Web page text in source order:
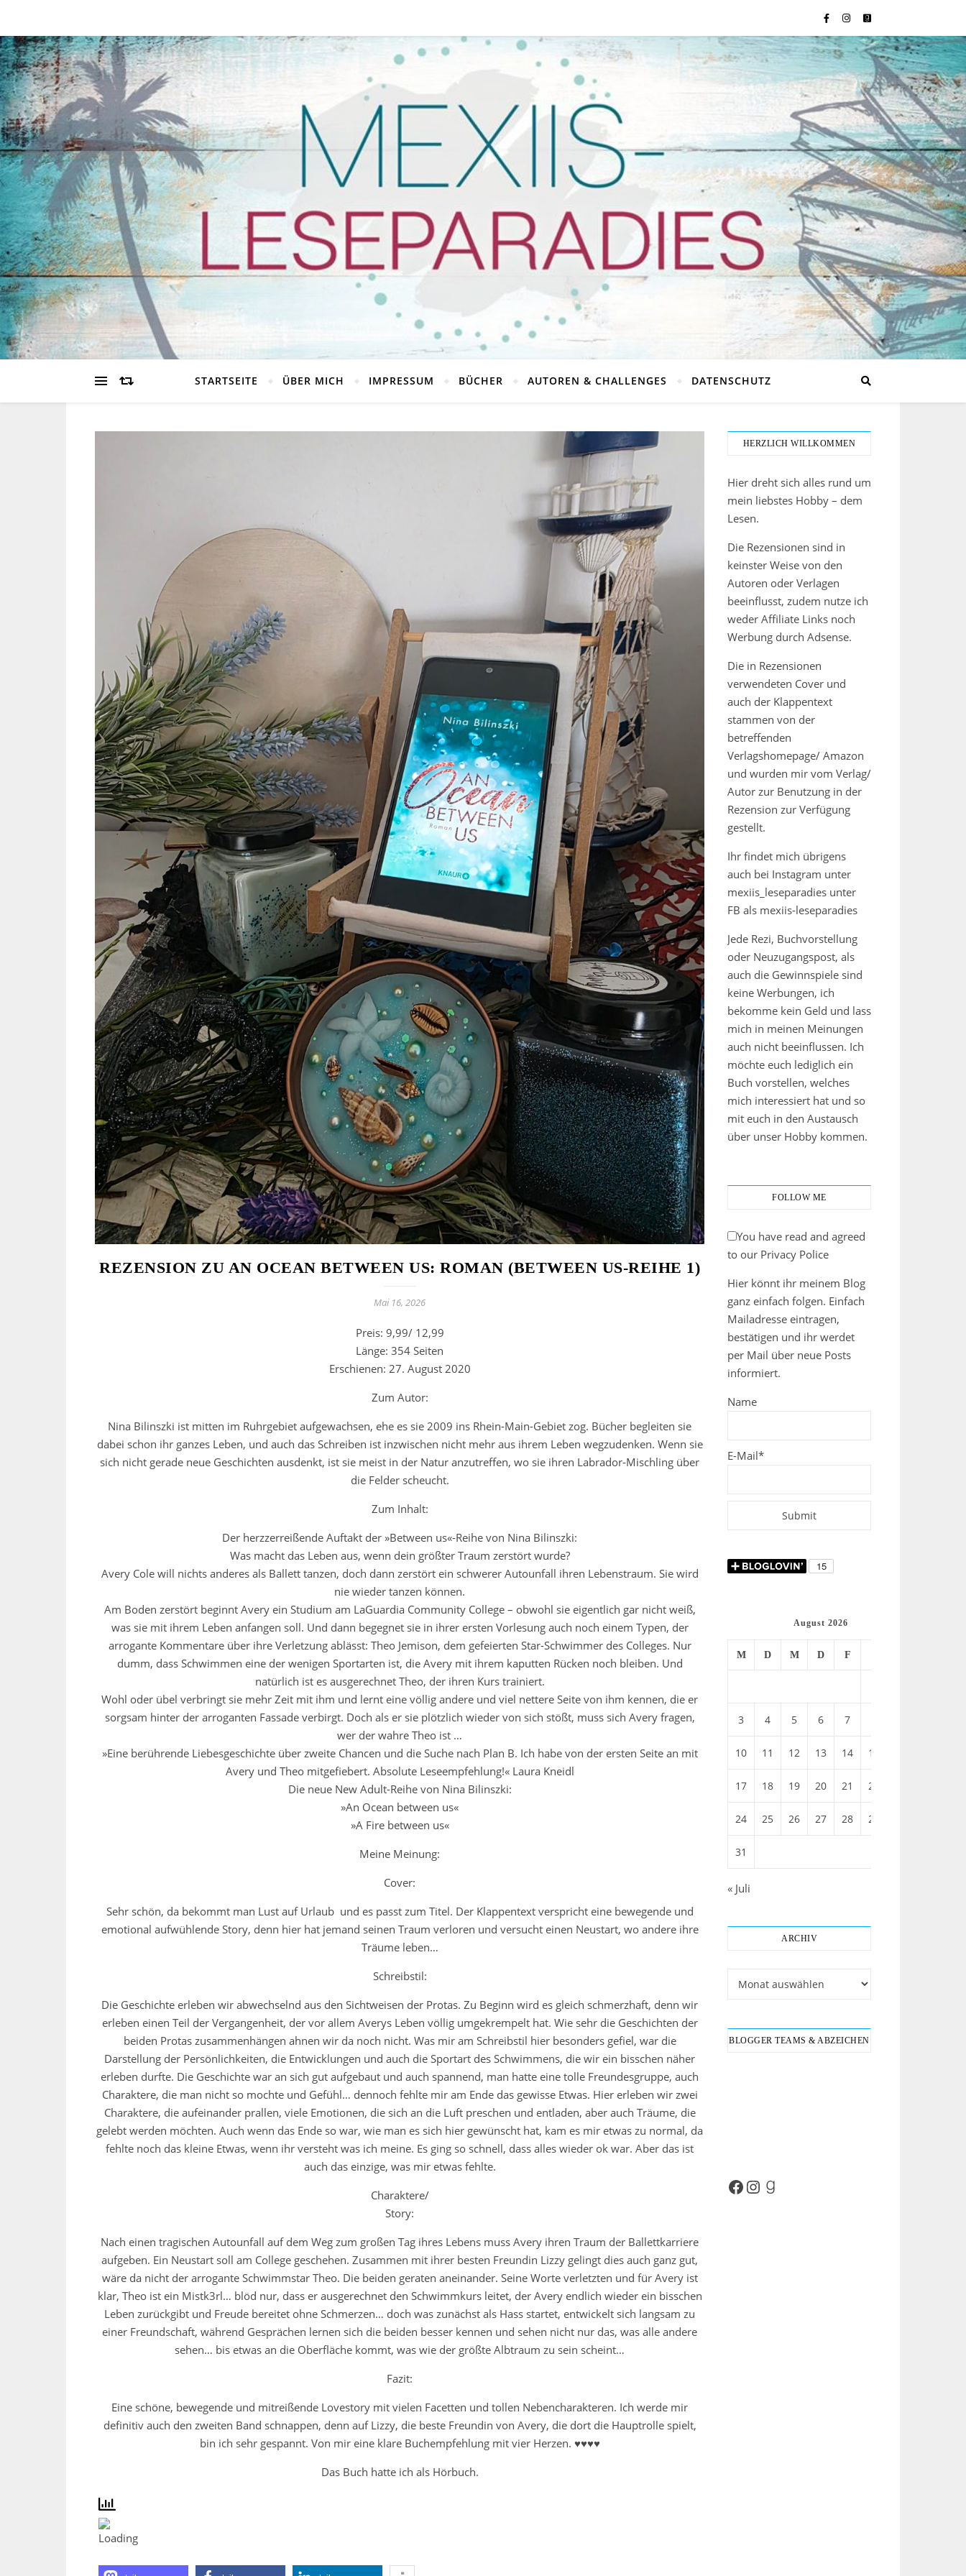
STARTSEITE ÜBER MICH IMPRESSUM BÜCHER AUTOREN & CHALLENGES DATENSCHUTZ
REZENSION ZU AN OCEAN BETWEEN US: ROMAN (BETWEEN US-REIHE 1)
Mai 16, 2026
Preis: 9,99/ 12,99
Länge: 354 Seiten
Erschienen: 27. August 2020
Zum Autor:
Nina Bilinszki ist mitten im Ruhrgebiet aufgewachsen, ehe es sie 2009 ins Rhein-Main-Gebiet zog. Bücher begleiten sie
dabei schon ihr ganzes Leben, und auch das Schreiben ist inzwischen nicht mehr aus ihrem Leben wegzudenken. Wenn sie
sich nicht gerade neue Geschichten ausdenkt, ist sie meist in der Natur anzutreffen, wo sie ihren Labrador-Mischling über
die Felder scheucht.
Zum Inhalt:
Der herzzerreißende Auftakt der »Between us«-Reihe von Nina Bilinszki:
Was macht das Leben aus, wenn dein größter Traum zerstört wurde?
Avery Cole will nichts anderes als Ballett tanzen, doch dann zerstört ein schwerer Autounfall ihren Lebenstraum. Sie wird
nie wieder tanzen können.
Am Boden zerstört beginnt Avery ein Studium am LaGuardia Community College – obwohl sie eigentlich gar nicht weiß,
was sie mit ihrem Leben anfangen soll. Und dann begegnet sie in ihrer ersten Vorlesung auch noch einem Typen, der
arrogante Kommentare über ihre Verletzung ablässt: Theo Jemison, dem gefeierten Star-Schwimmer des Colleges. Nur
dumm, dass Schwimmen eine der wenigen Sportarten ist, die Avery mit ihrem kaputten Rücken noch bleiben. Und
natürlich ist es ausgerechnet Theo, der ihren Kurs trainiert.
Wohl oder übel verbringt sie mehr Zeit mit ihm und lernt eine völlig andere und viel nettere Seite von ihm kennen, die er
sorgsam hinter der arroganten Fassade verbirgt. Doch als er sie plötzlich wieder von sich stößt, muss sich Avery fragen,
wer der wahre Theo ist …
»Eine berührende Liebesgeschichte über zweite Chancen und die Suche nach Plan B. Ich habe von der ersten Seite an mit
Avery und Theo mitgefiebert. Absolute Leseempfehlung!« Laura Kneidl
Die neue New Adult-Reihe von Nina Bilinszki:
»An Ocean between us«
»A Fire between us«
Meine Meinung:
Cover:
Sehr schön, da bekommt man Lust auf Urlaub und es passt zum Titel. Der Klappentext verspricht eine bewegende und
emotional aufwühlende Story, denn hier hat jemand seinen Traum verloren und versucht einen Neustart, wo andere ihre
Träume leben…
Schreibstil:
Die Geschichte erleben wir abwechselnd aus den Sichtweisen der Protas. Zu Beginn wird es gleich schmerzhaft, denn wir
erleben einen Teil der Vergangenheit, der vor allem Averys Leben völlig umgekrempelt hat. Wie sehr die Geschichten der
beiden Protas zusammenhängen ahnen wir da noch nicht. Was mir am Schreibstil hier besonders gefiel, war die
Darstellung der Persönlichkeiten, die Entwicklungen und auch die Sportart des Schwimmens, die wir ein bisschen näher
erleben durfte. Die Geschichte war an sich gut aufgebaut und auch spannend, man hatte eine tolle Freundesgruppe, auch
Charaktere, die man nicht so mochte und Gefühl… dennoch fehlte mir am Ende das gewisse Etwas. Hier erleben wir zwei
Charaktere, die aufeinander prallen, viele Emotionen, die sich an die Luft preschen und entladen, aber auch Träume, die
gelebt werden möchten. Auch wenn das Ende so war, wie man es sich hier gewünscht hat, kam es mir etwas zu normal, da
fehlte noch das kleine Etwas, wenn ihr versteht was ich meine. Es ging so schnell, dass alles wieder ok war. Aber das ist
auch das einzige, was mir etwas fehlte.
Charaktere/
Story:
Nach einen tragischen Autounfall auf dem Weg zum großen Tag ihres Lebens muss Avery ihren Traum der Ballettkarriere
aufgeben. Ein Neustart soll am College geschehen. Zusammen mit ihrer besten Freundin Lizzy gelingt dies auch ganz gut,
wäre da nicht der arrogante Schwimmstar Theo. Die beiden geraten aneinander. Seine Worte verletzten und für Avery ist
klar, Theo ist ein Mistk3rl… blöd nur, dass er ausgerechnet den Schwimmkurs leitet, der Avery endlich wieder ein bisschen
Leben zurückgibt und Freude bereitet ohne Schmerzen… doch was zunächst als Hass startet, entwickelt sich langsam zu
einer Freundschaft, während Gesprächen lernen sich die beiden besser kennen und sehen nicht nur das, was alle andere
sehen… bis etwas an die Oberfläche kommt, was wie der größte Albtraum zu sein scheint…
Fazit:
Eine schöne, bewegende und mitreißende Lovestory mit vielen Facetten und tollen Nebencharakteren. Ich werde mir
definitiv auch den zweiten Band schnappen, denn auf Lizzy, die beste Freundin von Avery, die dort die Hauptrolle spielt,
bin ich sehr gespannt. Von mir eine klare Buchempfehlung mit vier Herzen. ♥♥♥♥
Das Buch hatte ich als Hörbuch.
HERZLICH WILLKOMMEN
Hier dreht sich alles rund um
mein liebstes Hobby – dem
Lesen.
Die Rezensionen sind in
keinster Weise von den
Autoren oder Verlagen
beeinflusst, zudem nutze ich
weder Affiliate Links noch
Werbung durch Adsense.
Die in Rezensionen
verwendeten Cover und
auch der Klappentext
stammen von der
betreffenden
Verlagshomepage/ Amazon
und wurden mir vom Verlag/
Autor zur Benutzung in der
Rezension zur Verfügung
gestellt.
Ihr findet mich übrigens
auch bei Instagram unter
mexiis_leseparadies unter
FB als mexiis-leseparadies
Jede Rezi, Buchvorstellung
oder Neuzugangspost, als
auch die Gewinnspiele sind
keine Werbungen, ich
bekomme kein Geld und lass
mich in meinen Meinungen
auch nicht beeinflussen. Ich
möchte euch lediglich ein
Buch vorstellen, welches
mich interessiert hat und so
mit euch in den Austausch
über unser Hobby kommen.
FOLLOW ME
You have read and agreed
to our Privacy Police
Hier könnt ihr meinem Blog
ganz einfach folgen. Einfach
Mailadresse eintragen,
bestätigen und ihr werdet
per Mail über neue Posts
informiert.
Name
E-Mail*
August 2026
M D M D F
3 4 5 6 7
10 11 12 13 14 15
17 18 19 20 21 22
24 25 26 27 28 29
31
« Juli
ARCHIV
BLOGGER TEAMS & ABZEICHEN
Facebook
Instagram
Goodreads